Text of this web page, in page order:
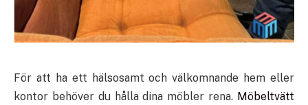
För att ha ett hälsosamt och välkomnande hem eller
kontor behöver du hålla dina möbler rena. Möbeltvätt